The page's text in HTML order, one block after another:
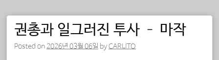
포스트 내비게이션
권총과 일그러진 투사 – 마작
Posted on 2026년 03월 06일 byCARLITO